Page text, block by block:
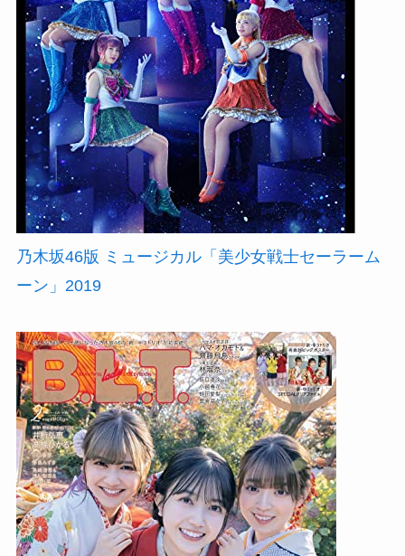
乃木坂46版 ミュージカル「美少女戦士セーラーム
ーン」2019